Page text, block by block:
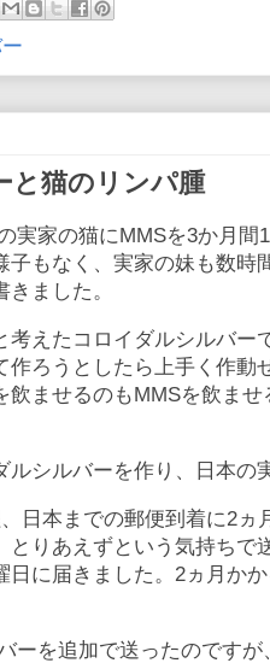
と猫のリンパ腫
実家の猫にMMSを3か月間
子もなく、実家の妹も数時
ました。
考えたコロイダルシルバー
作ろうとしたら上手く作動
ませるのもMMSを飲ま
シルバーを作り、日本の
日本までの郵便到着に2
とりあえずという気持ちで
日に届きました。2ヵ月か
ーを追加で送ったのです